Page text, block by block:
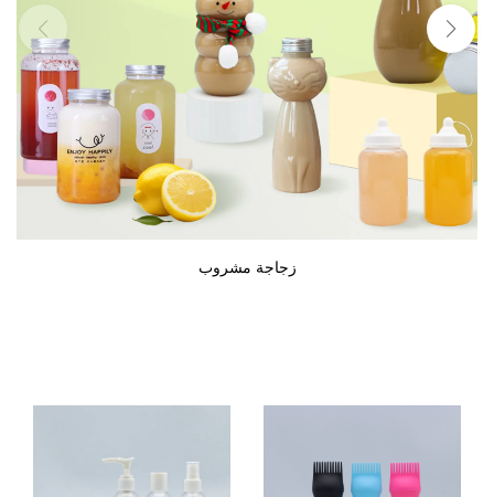
زجاجة مشروب